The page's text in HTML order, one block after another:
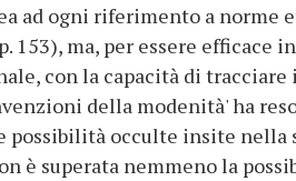
ad ogni riferimento a
153), ma, per essere efficace
con la capacità di
della modenità' ha
possibilità occulte insite
è superata nemmeno la